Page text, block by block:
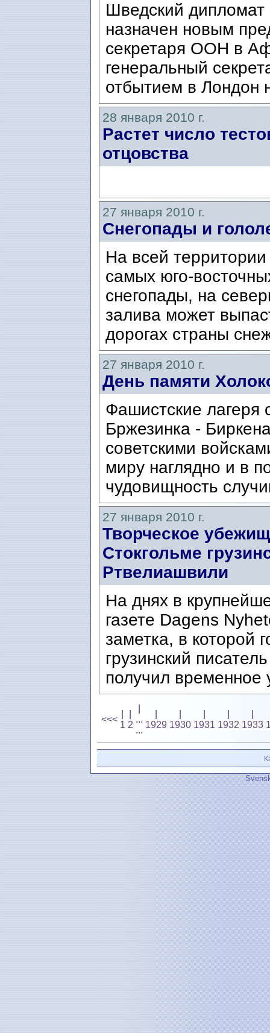
Шведский
назначен новым
секретаря ООН в
генеральный
отбытием в Лондон
28 января 2010 г.
Растет число
отцовства
27 января 2010 г.
Снегопады и
На всей
самых юго-
снегопады, на
залива может
дорогах страны
27 января 2010 г.
День памяти
Фашистские
Бржезинка -
советскими
миру наглядно и в
чудовищность
27 января 2010 г.
Творческое
Стокгольме
Ртвелиашвили
На днях в
газете Dagens
заметка, в которой
грузинский
получил
<<<
1 2
...
...
1929 1930 1931 1932 1933